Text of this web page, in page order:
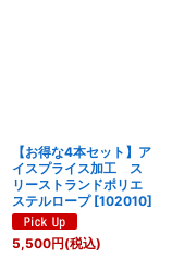
【お得な4本セット】ア
イスプライス加工 ス
リーストランドポリエ
ステルロープ [102010]
5,500円(税込)